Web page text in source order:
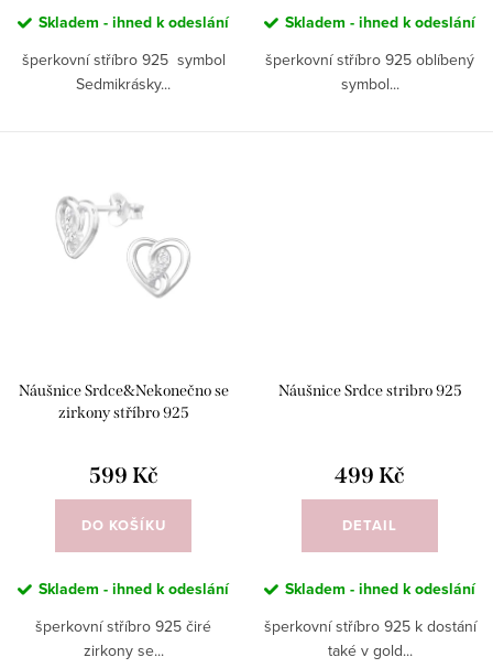
ů Skladem - ihned k odeslání
šperkovní stříbro 925 symbol
Sedmikrásky...
Skladem - ihned k odeslání
šperkovní stříbro 925 oblíbený
symbol...
Náušnice Srdce&Nekonečno se
zirkony stříbro 925
599 Kč
DO KOŠÍKU
Skladem - ihned k odeslání
šperkovní stříbro 925 čiré
zirkony se...
Náušnice Srdce stribro 925
499 Kč
DETAIL
Skladem - ihned k odeslání
šperkovní stříbro 925 k dostání
také v gold...